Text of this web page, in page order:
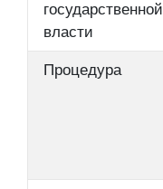
государственной
власти
Процедура